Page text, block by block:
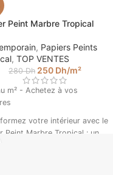
Peint Marbre Tropical
, Papiers Peints
, TOP VENTES
280Dh 250 Dh/m²
m² - Achetez à vos
votre intérieur avec le
Peint Marbre Tropical : un
sophistiqué de géométrie